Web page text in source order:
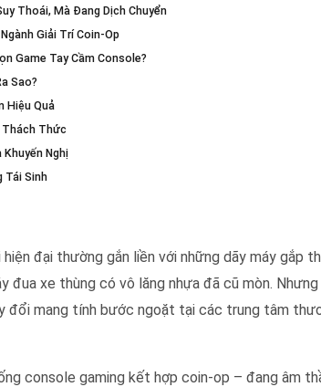
Thoái, Mà Đang Dịch Chuyển
Giải Trí Coin-Op
Game Tay Cầm Console?
Sao?
Hiệu Quả
Thách Thức
Khuyến Nghị
Tái Sinh
hiện đại thường gắn liền với những dãy máy gắp
đua xe thùng có vô lăng nhựa đã cũ mòn.
đổi mang tính bước ngoặt tại các trung tâm
console gaming kết hợp coin-op – đang âm